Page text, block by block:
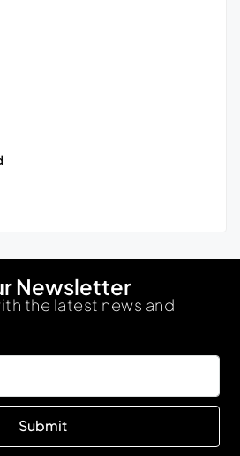
Newsletter
the latest news and
Submit